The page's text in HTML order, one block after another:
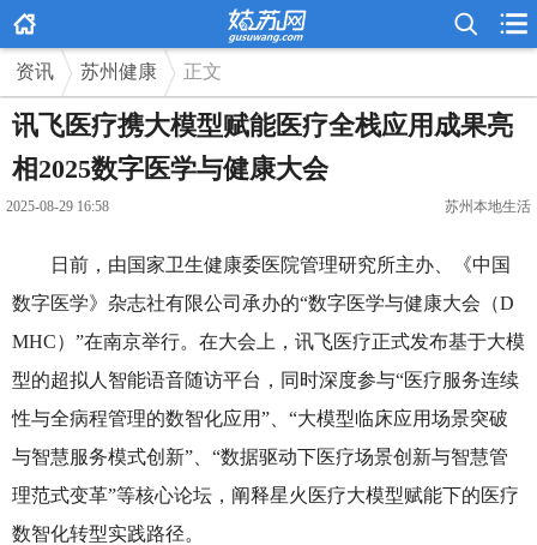
  
资讯 苏州健康 正文
讯飞医疗携大模型赋能医疗全栈应用成果亮
相2025数字医学与健康大会
2025-08-29 16:58 苏州本地生活
日前，由国家卫生健康委医院管理研究所主办、《中国
数字医学》杂志社有限公司承办的“数字医学与健康大会（D
MHC）”在南京举行。在大会上，讯飞医疗正式发布基于大模
型的超拟人智能语音随访平台，同时深度参与“医疗服务连续
性与全病程管理的数智化应用”、“大模型临床应用场景突破
与智慧服务模式创新”、“数据驱动下医疗场景创新与智慧管
理范式变革”等核心论坛，阐释星火医疗大模型赋能下的医疗
数智化转型实践路径。